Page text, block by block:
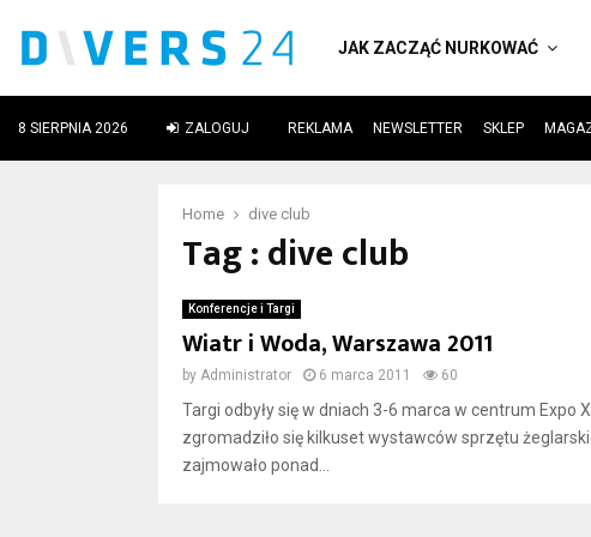
JAK ZACZĄĆ NURKOWAĆ
8 SIERPNIA 2026 ZALOGUJ REKLAMA NEWSLETTER SKLEP
Home dive club
Tag : dive club
Konferencje i Targi
Wiatr i Woda, Warszawa 2011
by Administrator 6 marca 2011 60
Targi odbyły się w dniach 3-6 marca w centrum
zgromadziło się kilkuset wystawców sprzętu
zajmowało ponad...